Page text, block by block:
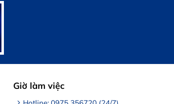
Giờ làm việc